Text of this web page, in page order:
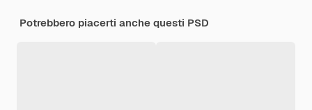
Potrebbero piacerti anche questi PSD